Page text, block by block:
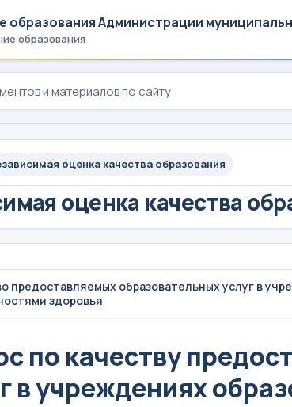
образования Администрации
образования
оценка качества образования
оценка качества
предоставляемых образовательных услуг в
здоровья
по качеству
в учреждениях